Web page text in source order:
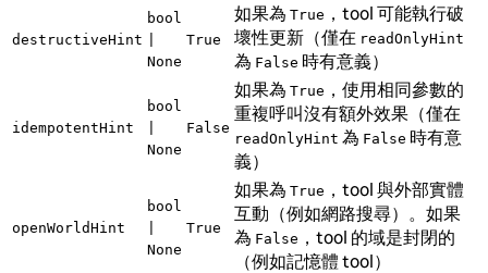
destructiveHint
bool
None
True
如果為 True ，tool 可能執行破
壞性更新（僅在 readOnlyHint
為 False 時有意義）
idempotentHint
bool
None
False
如果為 True ，使用相同參數的
重複呼叫沒有額外效果（僅在
readOnlyHint 為 False 時有意
義）
openWorldHint
bool
None
True
如果為 True ，tool 與外部實體
互動（例如網路搜尋）。如果
為 False ，tool 的域是封閉的
（例如記憶體 tool）